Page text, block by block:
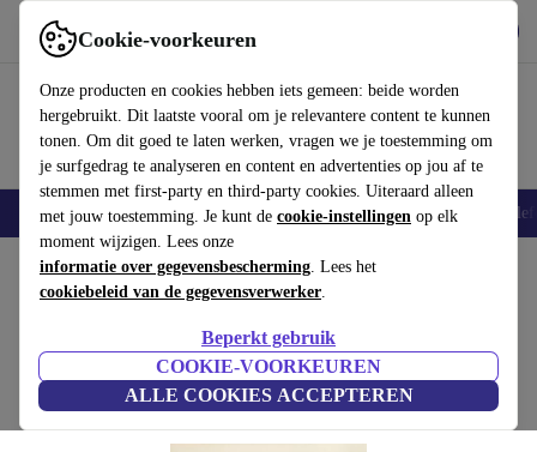
Cookie-voorkeuren
Onze producten en cookies hebben iets gemeen: beide worden
hergebruikt. Dit laatste vooral om je relevantere content te kunnen
tonen. Om dit goed te laten werken, vragen we je toestemming om
je surfgedrag te analyseren en content en advertenties op jou af te
stemmen met first-party en third-party cookies. Uiteraard alleen
met jouw toestemming. Je kunt de cookie-instellingen op elk
moment wijzigen. Lees onze
informatie over gegevensbescherming. Lees het
cookiebeleid van de gegevensverwerker.
Beperkt gebruik
COOKIE-VOORKEUREN
ALLE COOKIES ACCEPTEREN
Gebruik refurbed snel en eenvoudig
Smartphones Laptops Tablets Smartwatches Accessoires
Home Producten Huishouden Meubels
Sculpture Pouf grijs
grijs
(Beoordelingen worden verzameld)